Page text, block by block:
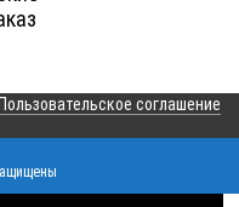
соглашение